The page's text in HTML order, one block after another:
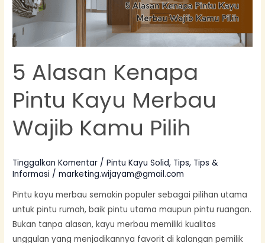
5 Alasan Kenapa
Pintu Kayu Merbau
Wajib Kamu Pilih
Tinggalkan Komentar /Pintu Kayu Solid, Tips, Tips &
Informasi /marketing.wijayam@gmail.com
Pintu kayu merbau semakin populer sebagai pilihan utama
untuk pintu rumah, baik pintu utama maupun pintu ruangan.
Bukan tanpa alasan, kayu merbau memiliki kualitas
unggulan yang menjadikannya favorit di kalangan pemilik
Wajib
Kamu
Pilih